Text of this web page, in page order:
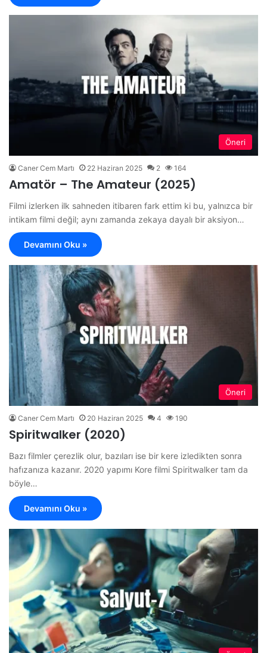
Öneri
Caner Cem Martı 22 Haziran 2025 2 164
Amatör – The Amateur (2025)
Filmi izlerken ilk sahneden itibaren fark ettim ki bu, yalnızca bir
intikam fil­mi değil; aynı zamanda zekaya dayalı bir aksiyon…
Devamını Oku »
Öneri
Caner Cem Martı 20 Haziran 2025 4 190
Spiritwalker (2020)
Bazı filmler çerezlik olur, bazıları ise bir kere izledikten sonra
hafızanıza kazanır. 2020 yapımı Kore filmi Spiritwalker tam da
böyle…
Devamını Oku »